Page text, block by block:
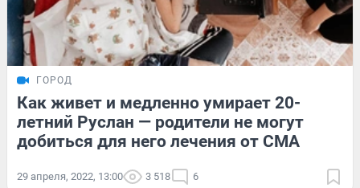
ГОРОД
Как живет и медленно умирает 20-
летний Руслан — родители не могут
добиться для него лечения от СМА
29 апреля, 2022, 13:00 3 518 6